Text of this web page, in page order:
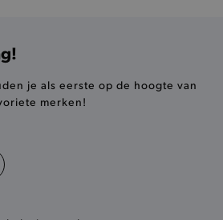
je als eerste op de hoogte van
merken!